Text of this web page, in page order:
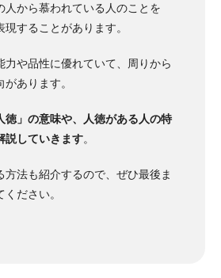
人から慕われている人のことを
現することがあります。
力や品性に優れていて、周りから
あります。
徳」の意味や、人徳がある人の特
説していきます。
方法も紹介するので、ぜひ最後ま
ださい。